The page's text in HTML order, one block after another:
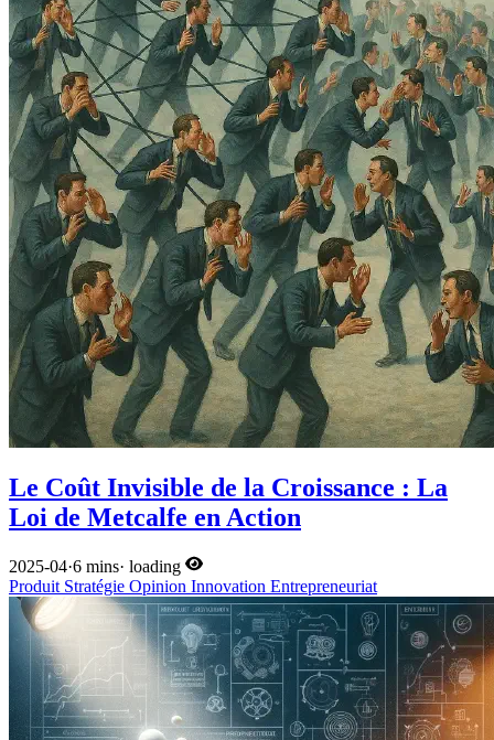
Le Coût Invisible de la Croissance : La
Loi de Metcalfe en Action
2025-04·6 mins· loading
Produit Stratégie Opinion Innovation Entrepreneuriat